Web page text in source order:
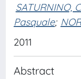
SATURNINO,
Pasquale;
2011
Abstract